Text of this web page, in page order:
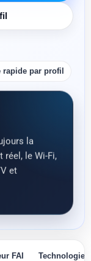
rapide par profil
la
réel, le Wi-Fi,
et
FAI Technologies